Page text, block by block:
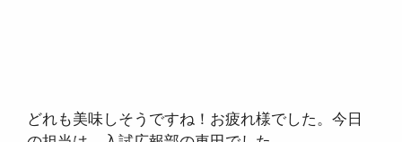
どれも美味しそうですね！お疲れ様でした。今日